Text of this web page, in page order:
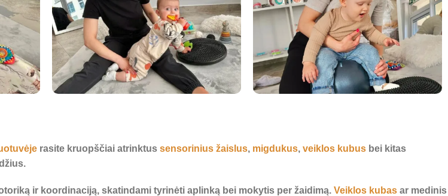
rasite kruopščiai atrinktus sensorinius žaislus, migdukus, veiklos kubus bei kitas
ir koordinaciją, skatindami tyrinėti aplinką bei mokytis per žaidimą. Veiklos kubas ar medinis